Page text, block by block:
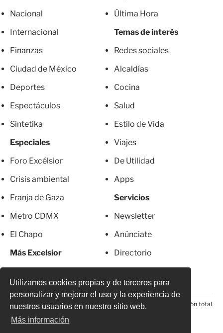
Utilizamos cookies propias y de terceros para
personalizar y mejorar el uso y la experiencia de
nuestros usuarios en nuestro sitio web.
Más información
Nacional
Internacional
Finanzas
Ciudad de México
Deportes
Espectáculos
Sintetika
Especiales
Foro Excélsior
Crisis ambiental
Franja de Gaza
Metro CDMX
El Chapo
Más Excelsior
Última Hora
Temas de interés
Redes sociales
Alcaldías
Cocina
Salud
Estilo de Vida
Viajes
De Utilidad
Apps
Servicios
Newsletter
Anúnciate
Directorio
© 2026 Todos los derechos reservados. Prohibida la reproducción total
o parcial, incluyendo cualquier medio electrónico*